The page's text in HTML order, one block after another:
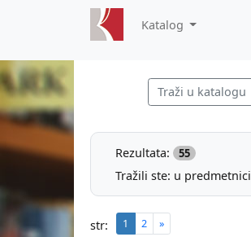
Katalog
Rezultata: 55
Tražili ste: u predmetnici
str: 1 2 »